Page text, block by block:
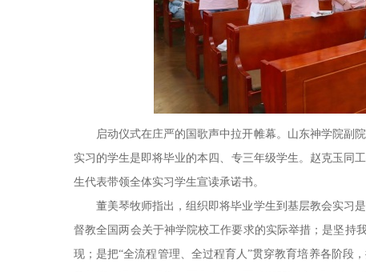
启动仪式在庄严的国歌声中拉开帷幕。山东神学院副
实习的学生是即将毕业的本四、专三年级学生。赵克玉同
生代表带领全体实习学生宣读承诺书。
董美琴牧师指出，组织即将毕业学生到基层教会实习
督教全国两会关于神学院校工作要求的实际举措；是坚持
现；是把“全流程管理、全过程育人”贯穿教育培养各阶段